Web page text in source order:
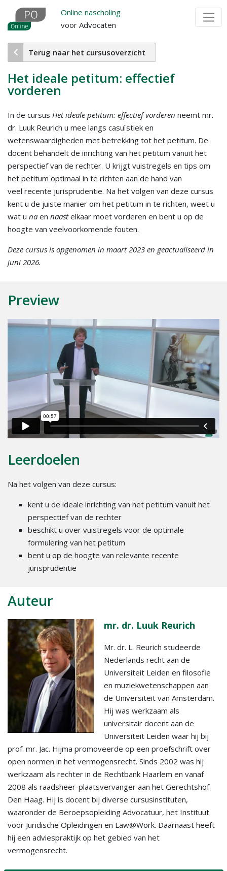
Overslaan
naar
de
inhoud
Online nascholing
voor Advocaten
Terug naar het cursusoverzicht
Het ideale petitum: effectief
vorderen
In de cursus Het ideale petitum: effectief vorderen neemt mr.
dr. Luuk Reurich u mee langs casuïstiek en
wetenswaardigheden met betrekking tot het petitum. De
docent behandelt de inrichting van het petitum vanuit het
perspectief van de rechter. U krijgt vuistregels en tips om
het petitum optimaal in te richten aan de hand van
veel recente jurisprudentie. Na het volgen van deze cursus
kent u de juiste manier om het petitum in te richten, weet u
wat u na en naastelkaar moet vorderen en bent u op de
hoogte van veelvoorkomende fouten.
Deze cursus is opgenomen in maart 2023 en geactualiseerd in
juni 2026.
Preview
Leerdoelen
Na het volgen van deze cursus:
kent u de ideale inrichting van het petitum vanuit het
perspectief van de rechter
beschikt u over vuistregels voor de optimale
formulering van het petitum
bent u op de hoogte van relevante recente
jurisprudentie
Auteur
mr. dr. Luuk Reurich
Mr. dr. L. Reurich studeerde
Nederlands recht aan de
Universiteit Leiden en filosofie
en muziekwetenschappen aan
de Universiteit van Amsterdam.
Hij was werkzaam als
universitair docent aan de
Universiteit Leiden waar hij bij
prof. mr. Jac. Hijma promoveerde op een proefschrift over
open normen in het vermogensrecht. Sinds 2002 was hij
werkzaam als rechter in de Rechtbank Haarlem en vanaf
2008 als raadsheer-plaatsvervanger aan het Gerechtshof
Den Haag. Hij is docent bij diverse cursusinstituten,
waaronder de Beroepsopleiding Advocatuur, het Instituut
voor Juridische Opleidingen en Law@Work. Daarnaast heeft
hij een adviespraktijk op het gebied van het
vermogensrecht.